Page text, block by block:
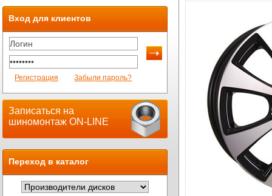
Вход для клиентов
Регистрация Забыли пароль?
Записаться на
шиномонтаж ON-LINE
Переход в каталог